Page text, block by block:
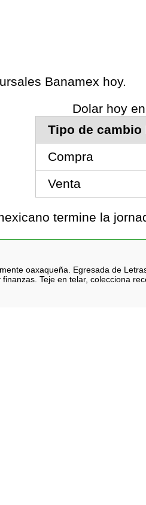
Banamex hoy.
Dolar hoy
Tipo de cambio
Compra
Venta
termine la
oaxaqueña. Egresada de
Teje en telar, colecciona